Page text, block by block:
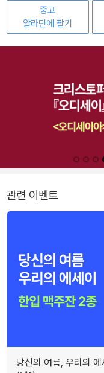
중고
알라딘에 팔기
관련 이벤트
당신의 여름, 우리의